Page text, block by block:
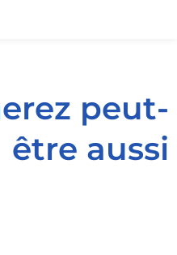
peut-
être aussi